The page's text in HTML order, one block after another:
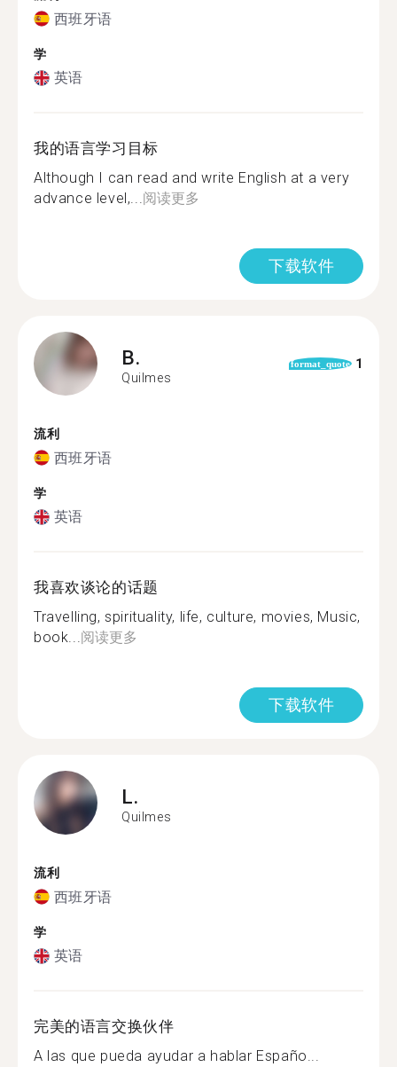
西班牙语
学
英语
我的语言学习目标
Although I can read and write English at a very
advance level,...阅读更多
下载软件
B.
Quilmes
format_quote 1
流利
西班牙语
学
英语
我喜欢谈论的话题
Travelling, spirituality, life, culture, movies, Music,
book...阅读更多
下载软件
L.
Quilmes
流利
西班牙语
学
英语
完美的语言交换伙伴
A las que pueda ayudar a hablar Españo...